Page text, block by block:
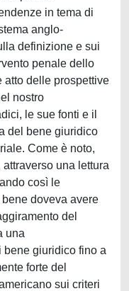
in tema di
anglo-
definizione e sui
penale dello
atto delle prospettive
nostro
le sue fonti e il
del bene giuridico
Come è noto,
una lettura
così le
doveva avere
del
una
giuridico fino a
forte del
sui criteri